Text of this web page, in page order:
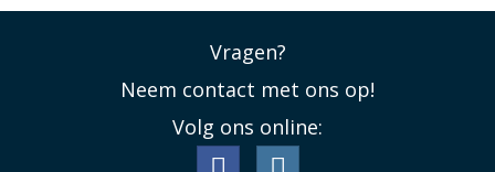
Vragen?
Neem contact met ons op!
Volg ons online: